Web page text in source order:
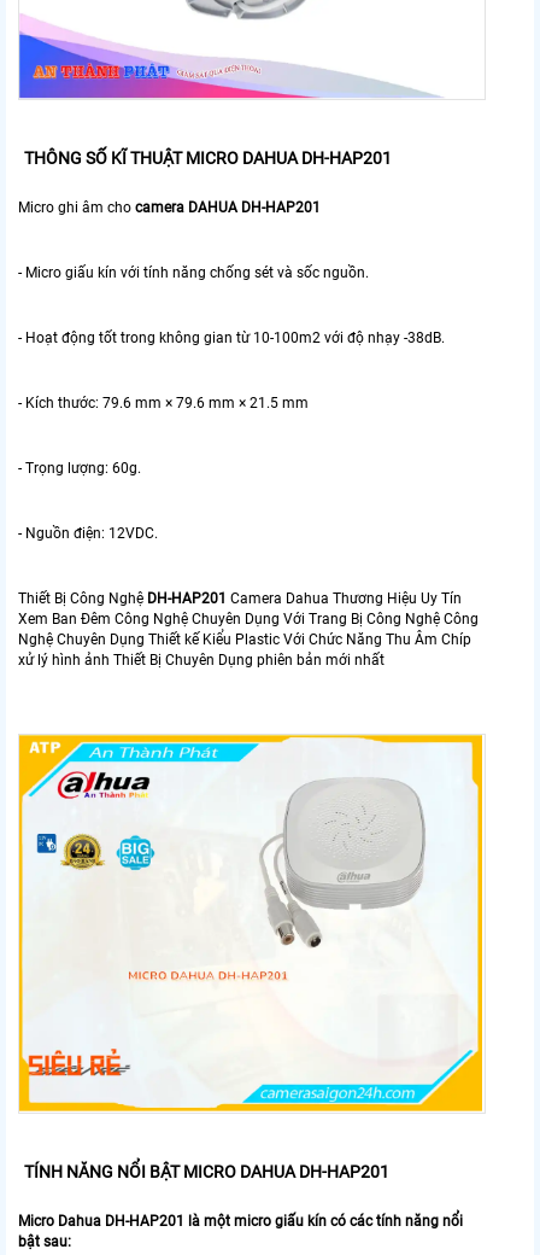
THÔNG SỐ KĨ THUẬT MICRO DAHUA DH-HAP201
Micro ghi âm cho camera DAHUA DH-HAP201
- Micro giấu kín với tính năng chống sét và sốc nguồn.
- Hoạt động tốt trong không gian từ 10-100m2 với độ nhạy -38dB.
- Kích thước: 79.6 mm × 79.6 mm × 21.5 mm
- Trọng lượng: 60g.
- Nguồn điện: 12VDC.
Thiết Bị Công Nghệ DH-HAP201 Camera Dahua Thương Hiệu Uy Tín
Xem Ban Đêm Công Nghệ Chuyên Dụng Với Trang Bị Công Nghệ Công
Nghệ Chuyên Dụng Thiết kế Kiểu Plastic Với Chức Năng Thu Âm Chíp
xử lý hình ảnh Thiết Bị Chuyên Dụng phiên bản mới nhất
TÍNH NĂNG NỔI BẬT MICRO DAHUA DH-HAP201
Micro Dahua DH-HAP201 là một micro giấu kín có các tính năng nổi
bật sau: